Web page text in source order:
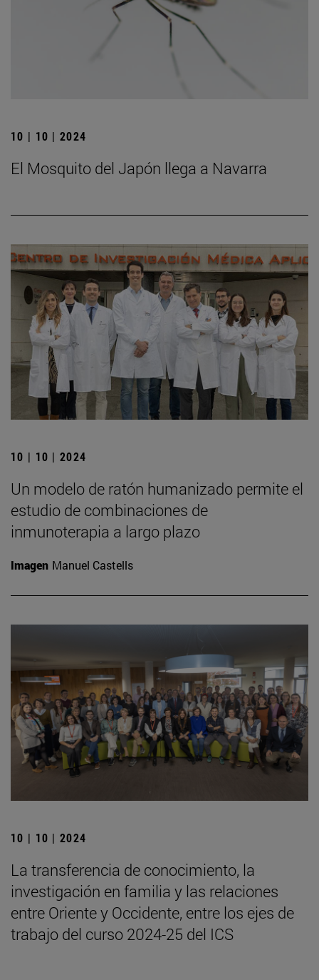
10 | 10 | 2024
El Mosquito del Japón llega a Navarra
10 | 10 | 2024
Un modelo de ratón humanizado permite el
estudio de combinaciones de
inmunoterapia a largo plazo
Imagen Manuel Castells
10 | 10 | 2024
La transferencia de conocimiento, la
investigación en familia y las relaciones
entre Oriente y Occidente, entre los ejes de
trabajo del curso 2024-25 del ICS